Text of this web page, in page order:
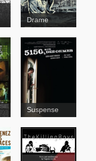
Nuages sur
la ville
Drame
5150, rue
des Ormes
Suspense